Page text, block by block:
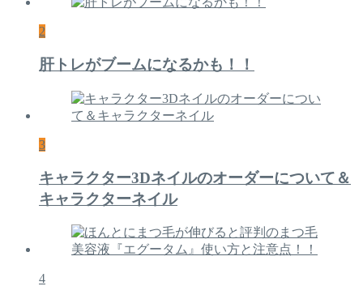
2
肝トレがブームになるかも！！
3
キャラクター3Dネイルのオーダーについて＆
キャラクターネイル
4